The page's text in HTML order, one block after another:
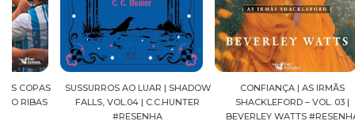
SUSSURROS AO LUAR | SHADOW
FALLS, VOL.04 | C.C.HUNTER
#RESENHA
CONFIANÇA | AS IRMÃS
SHACKLEFORD – VOL. 03 |
BEVERLEY WATTS #RESENHA